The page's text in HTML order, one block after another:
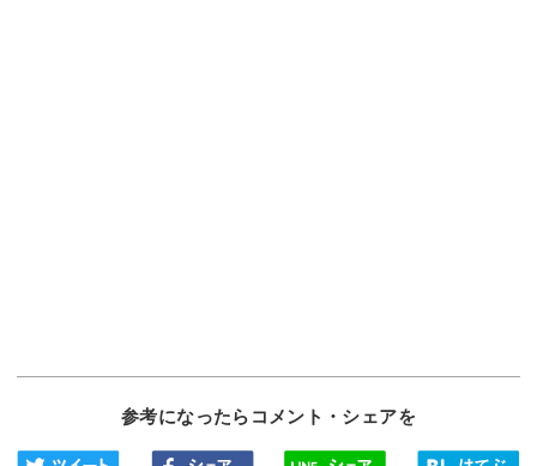
参考になったらコメント・シェアを